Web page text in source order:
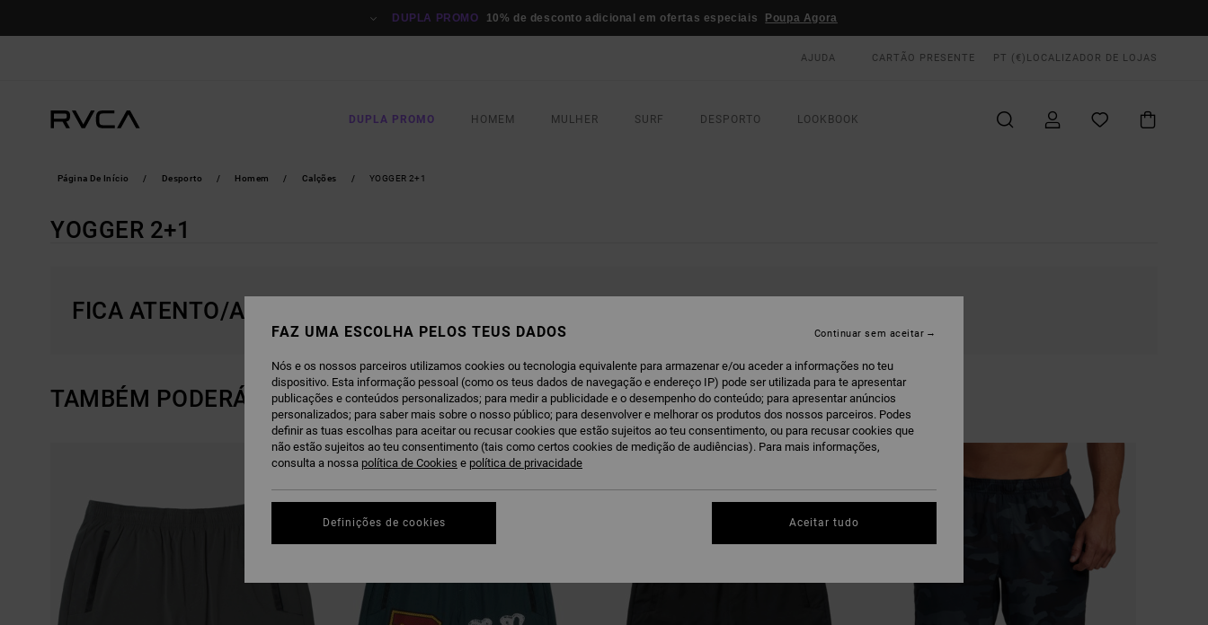
DUPLA PROMO 10% de desconto adicional em ofertas especiais Poupa Agora
AJUDA CARTÃO PRESENTE PT (€) LOCALIZADOR DE LOJAS
DUPLA PROMO HOMEM MULHER SURF DESPORTO LOOKBOOK
Página De Início Desporto Homem Calções YOGGER 2+1
YOGGER 2+1
FICA ATENTO/A, OS PRODUTOS VOLTAM EM BREVE
TAMBÉM PODERÁS GOSTAR
FAZ UMA ESCOLHA PELOS TEUS DADOS
Nós e os nossos parceiros utilizamos cookies ou tecnologia equivalente para armazenar e/ou aceder a informações no teu
dispositivo. Esta informação pessoal (como os teus dados de navegação e endereço IP) pode ser utilizada para te apresentar
publicações e conteúdos personalizados; para medir a publicidade e o desempenho do conteúdo; para apresentar anúncios
personalizados; para saber mais sobre o nosso público; para desenvolver e melhorar os produtos dos nossos parceiros. Podes
definir as tuas escolhas para aceitar ou recusar cookies que estão sujeitos ao teu consentimento, ou para recusar cookies que
não estão sujeitos ao teu consentimento (tais como certos cookies de medição de audiências). Para mais informações,
consulta a nossa política de Cookies e política de privacidade
Definições de cookies
Continuar sem aceitar
Aceitar tudo